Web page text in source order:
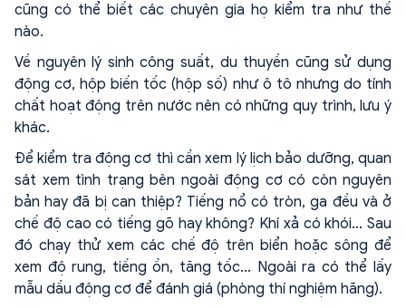
cũng có thể biết các chuyên gia họ kiểm tra như thế
nào.
Về nguyên lý sinh công suất, du thuyền cũng sử dụng
động cơ, hộp biến tốc (hộp số) như ô tô nhưng do tính
chất hoạt động trên nước nên có những quy trình, lưu ý
khác.
Để kiểm tra động cơ thì cần xem lý lịch bảo dưỡng, quan
sát xem tình trạng bên ngoài động cơ có còn nguyên
bản hay đã bị can thiệp? Tiếng nổ có tròn, ga đều và ở
chế độ cao có tiếng gõ hay không? Khí xả có khói... Sau
đó chạy thử xem các chế độ trên biển hoặc sông để
xem độ rung, tiếng ồn, tăng tốc... Ngoài ra có thể lấy
mẫu dầu động cơ để đánh giá (phòng thí nghiệm hãng).